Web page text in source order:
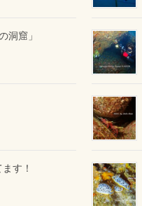
洞窟」
す！